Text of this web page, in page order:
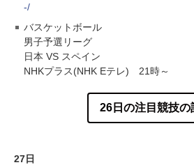
-/
バスケットボール
男子予選リーグ
日本 VS スペイン
NHKプラス(NHK Eテレ) 21時～
26日の注目競技の
27日